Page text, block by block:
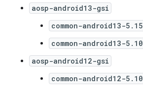
aosp-android13-gsi
common-android13-5.15
common-android13-5.10
aosp-android12-gsi
common-android12-5.10